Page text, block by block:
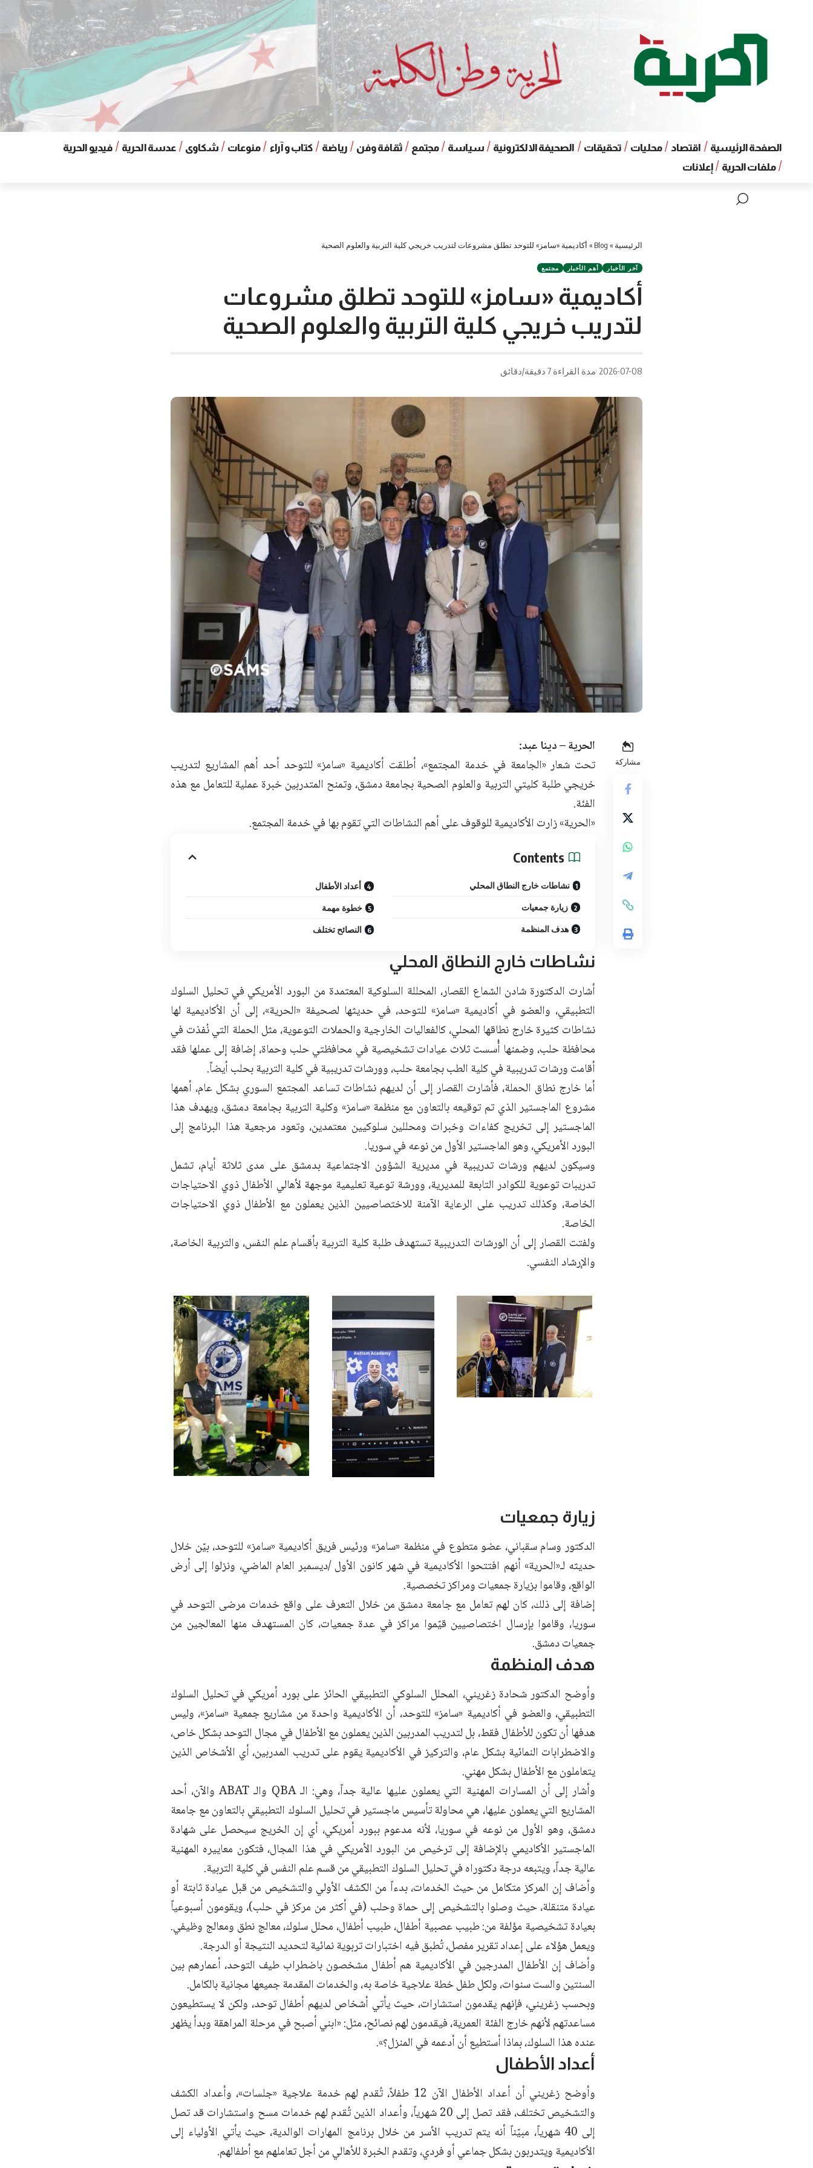
الصفحة الرئيسية اقتصاد محليات تحقيقات الصحيفة الالكترونية سياسة مجتمع ثقافة وفن رياضة كتاب و آراء منوعات شكاوى عدسة الحرية
فيديو الحرية
ملفات الحرية
إعلانات
الرئيسية »
Blog
» أكاديمية «سامز» للتوحد تطلق مشروعات لتدريب خريجي كلية التربية والعلوم الصحية
آخر الأخبار أهم الأخبار مجتمع
أكاديمية «سامز» للتوحد تطلق مشروعات
لتدريب خريجي كلية التربية والعلوم الصحية
2026-07-08 مدة القراءة 7 دقيقة/دقائق
مشاركة
الحرية – دينا عبد:
تحت شعار «الجامعة في خدمة المجتمع»، أطلقت أكاديمية «سامز» للتوحد أحد أهم المشاريع لتدريب
خريجي طلبة كليتي التربية والعلوم الصحية بجامعة دمشق، وتمنح المتدربين خبرة عملية للتعامل مع هذه
الفئة.
«الحرية» زارت الأكاديمية للوقوف على أهم النشاطات التي تقوم بها في خدمة المجتمع.
Contents
نشاطات خارج النطاق المحلي
زيارة جمعيات
هدف المنظمة
أعداد الأطفال
خطوة مهمة
النصائح تختلف
نشاطات خارج النطاق المحلي
أشارت الدكتورة شادن الشماع القصار، المحللة السلوكية المعتمدة من البورد الأمريكي في تحليل السلوك
التطبيقي، والعضو في أكاديمية «سامز» للتوحد، في حديثها لصحيفة «الحرية»، إلى أن الأكاديمية لها
نشاطات كثيرة خارج نطاقها المحلي، كالفعاليات الخارجية والحملات التوعوية، مثل الحملة التي نُفذت في
محافظة حلب، وضمنها أُسست ثلاث عيادات تشخيصية في محافظتي حلب وحماة، إضافة إلى عملها فقد
أقامت ورشات تدريبية في كلية الطب بجامعة حلب، وورشات تدريبية في كلية التربية بحلب أيضاً.
أما خارج نطاق الحملة، فأشارت القصار إلى أن لديهم نشاطات تساعد المجتمع السوري بشكل عام، أهمها
مشروع الماجستير الذي تم توقيعه بالتعاون مع منظمة «سامز» وكلية التربية بجامعة دمشق، ويهدف هذا
الماجستير إلى تخريج كفاءات وخبرات ومحللين سلوكيين معتمدين، وتعود مرجعية هذا البرنامج إلى
البورد الأمريكي، وهو الماجستير الأول من نوعه في سوريا.
وسيكون لديهم ورشات تدريبية في مديرية الشؤون الاجتماعية بدمشق على مدى ثلاثة أيام، تشمل
تدريبات توعوية للكوادر التابعة للمديرية، وورشة توعية تعليمية موجهة لأهالي الأطفال ذوي الاحتياجات
الخاصة، وكذلك تدريب على الرعاية الآمنة للاختصاصيين الذين يعملون مع الأطفال ذوي الاحتياجات
الخاصة.
ولفتت القصار إلى أن الورشات التدريبية تستهدف طلبة كلية التربية بأقسام علم النفس، والتربية الخاصة،
والإرشاد النفسي.
زيارة جمعيات
الدكتور وسام سقباني، عضو متطوع في منظمة «سامز» ورئيس فريق أكاديمية «سامز» للتوحد، بيّن خلال
حديثه لـ«الحرية» أنهم افتتحوا الأكاديمية في شهر كانون الأول /ديسمبر العام الماضي، ونزلوا إلى أرض
الواقع، وقاموا بزيارة جمعيات ومراكز تخصصية.
إضافة إلى ذلك، كان لهم تعامل مع جامعة دمشق من خلال التعرف على واقع خدمات مرضى التوحد في
سوريا، وقاموا بإرسال اختصاصيين قيّموا مراكز في عدة جمعيات، كان المستهدف منها المعالجين من
جمعيات دمشق.
هدف المنظمة
وأوضح الدكتور شحادة زغريني، المحلل السلوكي التطبيقي الحائز على بورد أمريكي في تحليل السلوك
التطبيقي، والعضو في أكاديمية «سامز» للتوحد، أن الأكاديمية واحدة من مشاريع جمعية «سامز»، وليس
هدفها أن تكون للأطفال فقط، بل لتدريب المدربين الذين يعملون مع الأطفال في مجال التوحد بشكل خاص،
والاضطرابات النمائية بشكل عام، والتركيز في الأكاديمية يقوم على تدريب المدربين، أي الأشخاص الذين
يتعاملون مع الأطفال بشكل مهني.
وأشار إلى أن المسارات المهنية التي يعملون عليها عالية جداً، وهي: الـ QBA والـ ABAT والآن، أحد
المشاريع التي يعملون عليها، هي محاولة تأسيس ماجستير في تحليل السلوك التطبيقي بالتعاون مع جامعة
دمشق، وهو الأول من نوعه في سوريا، لأنه مدعوم ببورد أمريكي، أي إن الخريج سيحصل على شهادة
الماجستير الأكاديمي بالإضافة إلى ترخيص من البورد الأمريكي في هذا المجال، فتكون معاييره المهنية
عالية جداً، ويتبعه درجة دكتوراه في تحليل السلوك التطبيقي من قسم علم النفس في كلية التربية.
وأضاف إن المركز متكامل من حيث الخدمات، بدءاً من الكشف الأولي والتشخيص من قبل عيادة ثابتة أو
عيادة متنقلة، حيث وصلوا بالتشخيص إلى حماة وحلب (في أكثر من مركز في حلب)، ويقومون أسبوعياً
بعيادة تشخيصية مؤلفة من: طبيب عصبية أطفال، طبيب أطفال، محلل سلوك، معالج نطق ومعالج وظيفي.
ويعمل هؤلاء على إعداد تقرير مفصل، تُطبق فيه اختبارات تربوية نمائية لتحديد النتيجة أو الدرجة.
وأضاف إن الأطفال المدرجين في الأكاديمية هم أطفال مشخصون باضطراب طيف التوحد، أعمارهم بين
السنتين والست سنوات، ولكل طفل خطة علاجية خاصة به، والخدمات المقدمة جميعها مجانية بالكامل.
وبحسب زغريني، فإنهم يقدمون استشارات، حيث يأتي أشخاص لديهم أطفال توحد، ولكن لا يستطيعون
مساعدتهم لأنهم خارج الفئة العمرية، فيقدمون لهم نصائح، مثل: «ابني أصبح في مرحلة المراهقة وبدأ يظهر
عنده هذا السلوك، بماذا أستطيع أن أدعمه في المنزل؟».
أعداد الأطفال
وأوضح زغريني أن أعداد الأطفال الآن 12 طفلاً، تُقدم لهم خدمة علاجية «جلسات»، وأعداد الكشف
والتشخيص تختلف، فقد تصل إلى 20 شهرياً، وأعداد الذين تُقدم لهم خدمات مسح واستشارات قد تصل
إلى 40 شهرياً، مبيّناً أنه يتم تدريب الأسر من خلال برنامج المهارات الوالدية، حيث يأتي الأولياء إلى
الأكاديمية ويتدربون بشكل جماعي أو فردي، وتقدم الخبرة للأهالي من أجل تعاملهم مع أطفالهم.